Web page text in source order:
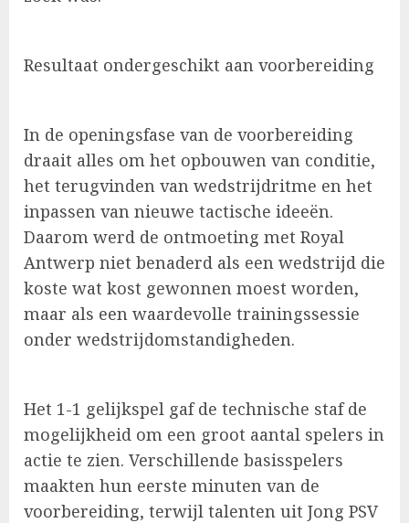
Resultaat ondergeschikt aan voorbereiding
In de openingsfase van de voorbereiding
draait alles om het opbouwen van conditie,
het terugvinden van wedstrijdritme en het
inpassen van nieuwe tactische ideeën.
Daarom werd de ontmoeting met Royal
Antwerp niet benaderd als een wedstrijd die
koste wat kost gewonnen moest worden,
maar als een waardevolle trainingssessie
onder wedstrijdomstandigheden.
Het 1-1 gelijkspel gaf de technische staf de
mogelijkheid om een groot aantal spelers in
actie te zien. Verschillende basisspelers
maakten hun eerste minuten van de
voorbereiding, terwijl talenten uit Jong PSV